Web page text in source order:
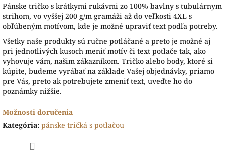
Pánske tričko s krátkymi rukávmi zo 100% bavlny s tubulárnym
strihom, vo vyššej 200 g/m gramáži až do veľkosti 4XL s
obľúbeným motívom, kde je možné upraviť text podľa potreby.
Všetky naše produkty sú ručne potláčané a preto je možné aj
pri jednotlivých kusoch meniť motív či text potlače tak, ako
vyhovuje vám, našim zákazníkom. Tričko alebo body, ktoré si
kúpite, budeme vyrábať na základe Vašej objednávky, priamo
pre Vás, preto ak potrebujete zmeniť text, uveďte ho do
poznámky nižšie.
Možnosti doručenia
Kategória: pánske tričká s potlačou